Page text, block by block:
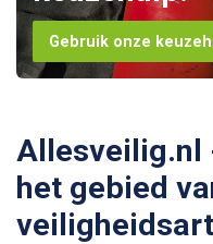
Gebruik onze
Allesveilig.nl
het gebied